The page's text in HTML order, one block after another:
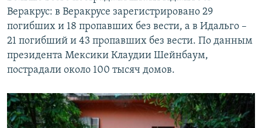
Веракрус: в Веракрусе зарегистрировано 29
погибших и 18 пропавших без вести, а в Идальго –
21 погибший и 43 пропавших без вести. По данным
президента Мексики Клаудии Шейнбаум,
пострадали около 100 тысяч домов.